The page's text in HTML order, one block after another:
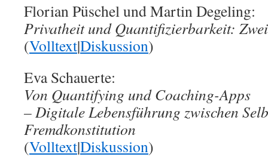
Florian Püschel und Martin Degeling:
Privatheit und Quantifizierbarkeit:
(Volltext|Diskussion)
Eva Schauerte:
Von Quantifying und Coaching-Apps
– Digitale Lebensführung zwischen
Fremdkonstitution
(Volltext|Diskussion)